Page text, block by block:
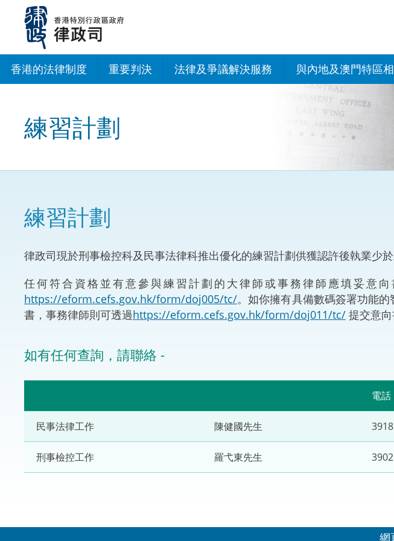
內
香港的法律制度 重要判決 法律及爭議解決服務
網上爭議解決及法律科技
體育爭議解決先導計劃
能力建設
促成交易和爭議解決服務中心
與內地及澳門特區
與內地的安排
香港與內地相互認
商事案件判決的安排
關於建立更緊密經
與澳門特區的安排
“一帶一路”建設
粵港澳大灣區
練習計劃
練習計劃
律政司現於刑事檢控科及民事法律科推出優化的練習計劃供獲認許後執業少
任何符合資格並有意參與練習計劃的大律師或事務律師應填妥意向
https://eform.cefs.gov.hk/form/doj005/tc/。如你擁有具備數碼簽署功能
書，事務律師則可透過https://eform.cefs.gov.hk/form/doj011/tc/ 提交意向
如有任何查詢，請聯絡 -
電話
民事法律工作 陳健國先生
刑事檢控工作 羅弋東先生
網